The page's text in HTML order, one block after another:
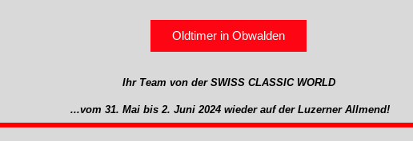
Oldtimer in Obwalden
Ihr Team von der SWISS CLASSIC WORLD
...vom 31. Mai bis 2. Juni 2024 wieder auf der Luzerner Allmend!